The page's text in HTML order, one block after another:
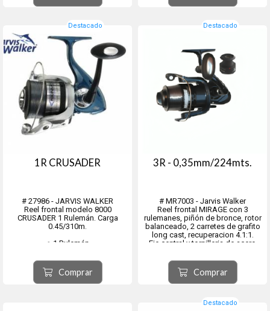
Destacado
1R CRUSADER
# 27986 - JARVIS WALKER
Reel frontal modelo 8000
CRUSADER 1 Rulemán. Carga
0.45/310m.
● 1 Rulemán
● Rotor balanceado
● Pintura epoxi metalizada
● Eje central y tornilleria de acero
inoxidable
Comprar
Destacado
3R - 0,35mm/224mts.
# MR7003 - Jarvis Walker
Reel frontal MIRAGE con 3
rulemanes, piñón de bronce, rotor
balanceado, 2 carretes de grafito
long cast, recuperacion 4.1:1.
Eje central y tornilleria de acero
Comprar
Destacado